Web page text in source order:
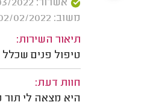
אשרור: 06/03/2022
משוב: 02/02/2022
תיאור השירות:
טיפול פנים
חוות דעת:
היא מצאה לי תור